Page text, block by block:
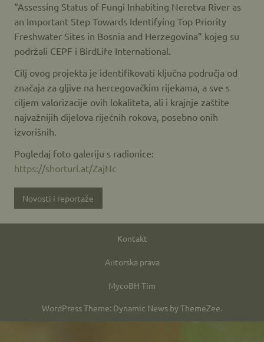
“Assessing Status of Fungi Inhabiting Neretva River as
an Important Step Towards Identifying Top Priority
Freshwater Sites in Bosnia and Herzegovina” kojeg su
podržali CEPF i BirdLife International.
Cilj ovog projekta je identifikovati ključna područja od
značaja za gljive na hercegovačkim rijekama, a sve s
ciljem valorizacije ovih lokaliteta, ali i krajnje zaštite
najvažnijih dijelova riječnih rokova, posebno onih
izvorišnih.
Pogledaj foto galeriju s radionice:
https://shorturl.at/ZajNc
Novosti i reportaže
Kontakt
Autorska prava
MycoBH Tim
WordPress Theme: Dynamic News by ThemeZee.